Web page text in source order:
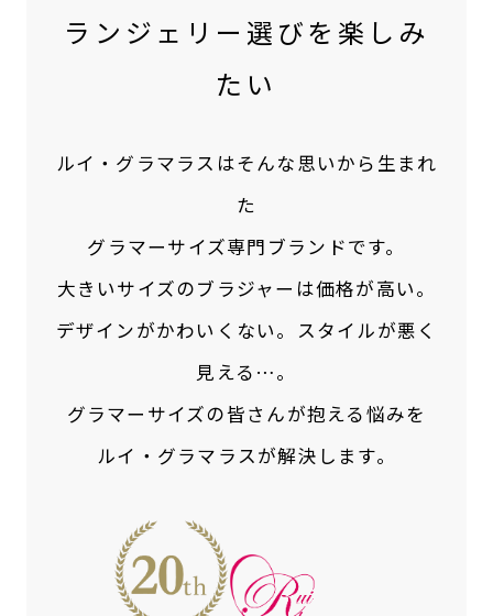
ランジェリー選びを楽しみ
たい
ルイ・グラマラスはそんな思いから生まれ
た
グラマーサイズ専門ブランドです。
大きいサイズのブラジャーは価格が高い。
デザインがかわいくない。スタイルが悪く
見える…。
グラマーサイズの皆さんが抱える悩みを
ルイ・グラマラスが解決します。